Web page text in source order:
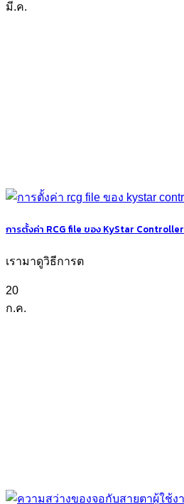
มี.ค.
การตั้งค่า RCG file ของ KyStar Controller
เรามาดูวิธีการต
20
ก.ค.